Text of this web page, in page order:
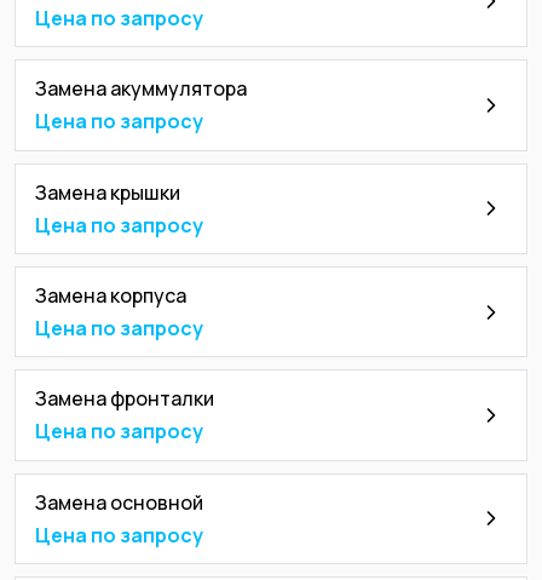
Цена по запросу
Замена акуммулятора
Цена по запросу
Замена крышки
Цена по запросу
Замена корпуса
Цена по запросу
Замена фронталки
Цена по запросу
Замена основной
Цена по запросу